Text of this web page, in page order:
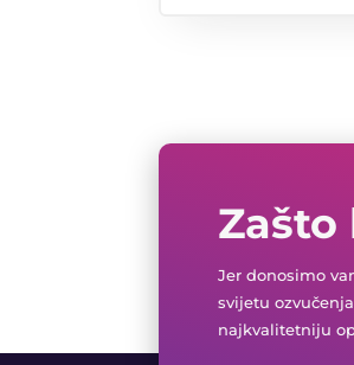
Zašto
Jer donosimo
svijetu
najkvalitetniju